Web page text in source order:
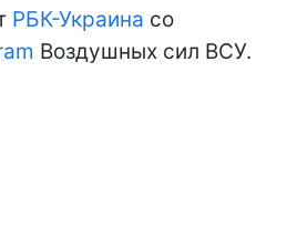
РБК-Украина со
Воздушных сил ВСУ.